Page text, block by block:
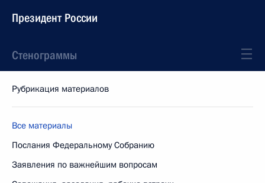
Президент России
Стенограммы
Рубрикация материалов
Все материалы
Послания Федеральному Собранию
Заявления по важнейшим вопросам